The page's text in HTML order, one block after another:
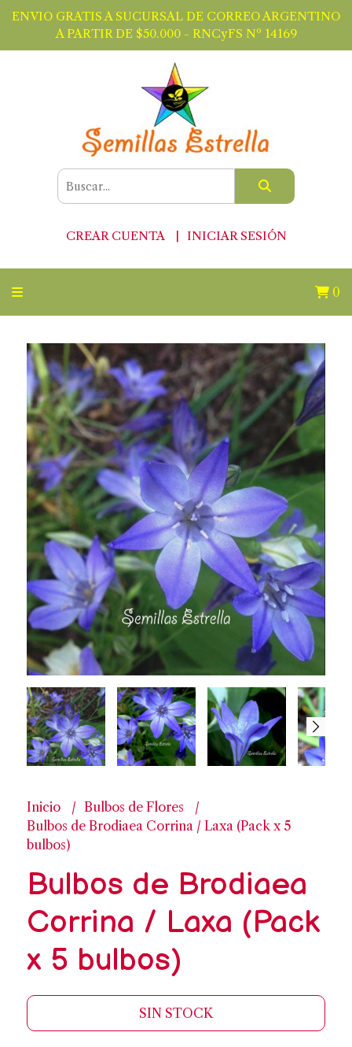
ENVIO GRATIS A SUCURSAL DE CORREO ARGENTINO
A PARTIR DE $50.000 - RNCyFS Nº 14169
CREAR CUENTA INICIAR SESIÓN
0
Inicio
Bulbos de Flores
Bulbos de Brodiaea Corrina / Laxa (Pack x 5
bulbos)
Bulbos de Brodiaea
Corrina / Laxa (Pack
x 5 bulbos)
SIN STOCK